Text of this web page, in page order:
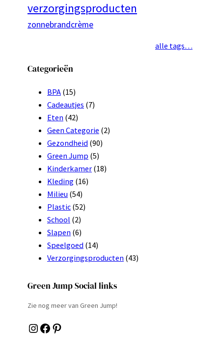
verzorgingsproducten
zonnebrandcrème
alle tags…
Categorieën
BPA (15)
Cadeautjes (7)
Eten (42)
Geen Categorie (2)
Gezondheid (90)
Green Jump (5)
Kinderkamer (18)
Kleding (16)
Milieu (54)
Plastic (52)
School (2)
Slapen (6)
Speelgoed (14)
Verzorgingsproducten (43)
Green Jump Social links
Zie nog meer van Green Jump!
Instagram Facebook Pinterest